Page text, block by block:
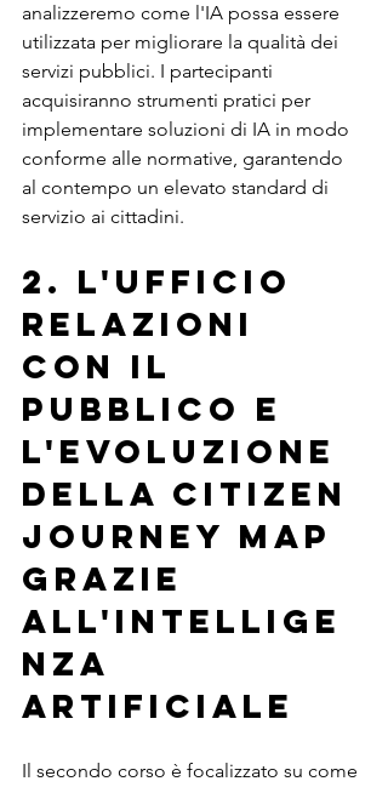
analizzeremo come l'IA possa essere
utilizzata per migliorare la qualità dei
servizi pubblici. I partecipanti
acquisiranno strumenti pratici per
implementare soluzioni di IA in modo
conforme alle normative, garantendo
al contempo un elevato standard di
servizio ai cittadini.
2. L'Ufficio
Relazioni
con il
Pubblico e
l'Evoluzione
della Citizen
Journey Map
grazie
all'intellige
nza
artificiale
Il secondo corso è focalizzato su come